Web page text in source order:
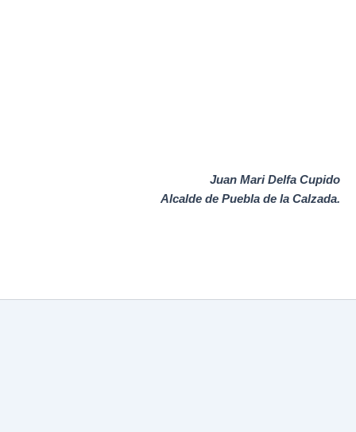
Juan Mari Delfa Cupido
Alcalde de Puebla de la Calzada.